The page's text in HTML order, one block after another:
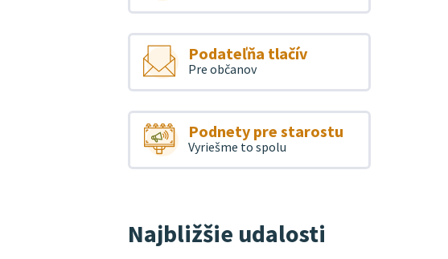
Podateľňa tlačív
Pre občanov
Podnety pre starostu
Vyriešme to spolu
Najbližšie udalosti